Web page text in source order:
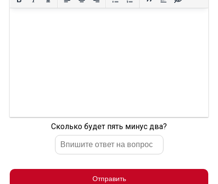
Сколько будет пять минус два?
Отправить